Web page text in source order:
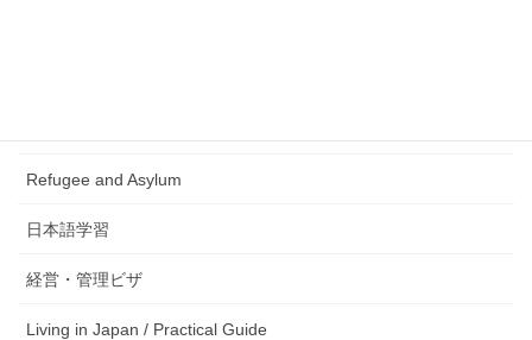
Refugee and Asylum
日本語学習
経営・管理ビザ
Living in Japan / Practical Guide